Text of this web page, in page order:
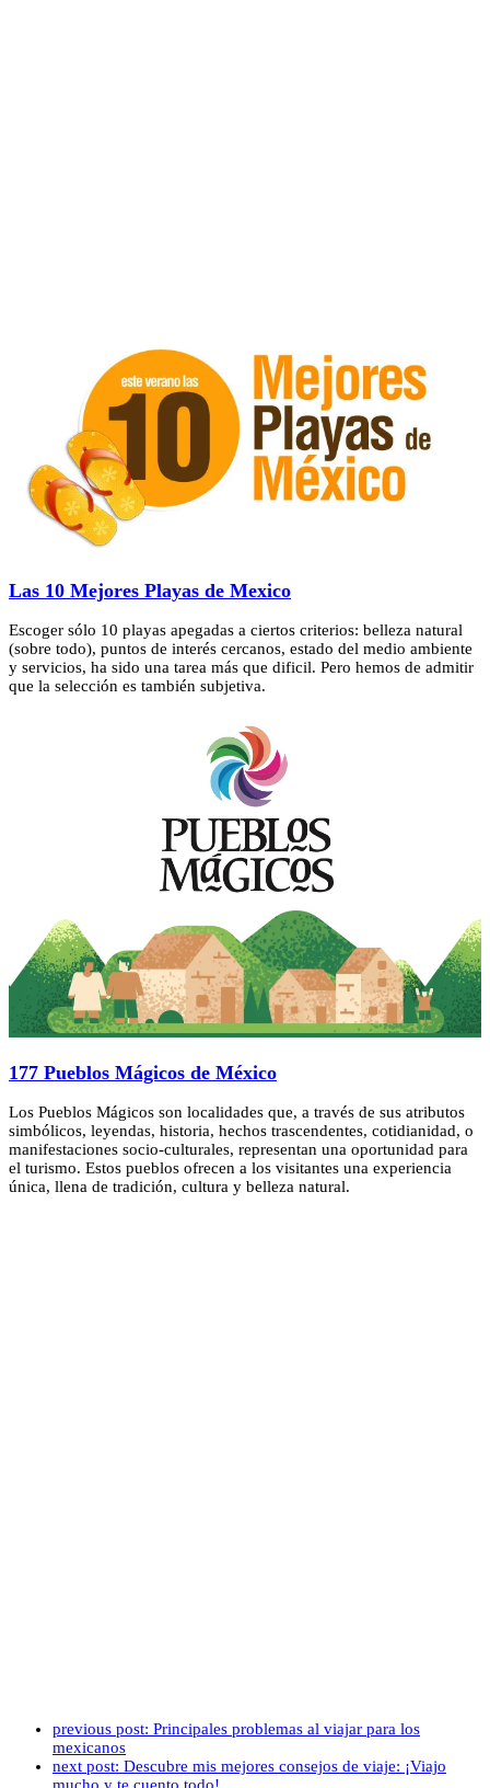
Las 10 Mejores Playas de Mexico
Escoger sólo 10 playas apegadas a ciertos criterios: belleza natural
(sobre todo), puntos de interés cercanos, estado del medio ambiente
y servicios, ha sido una tarea más que dificil. Pero hemos de admitir
que la selección es también subjetiva.
177 Pueblos Mágicos de México
Los Pueblos Mágicos son localidades que, a través de sus atributos
simbólicos, leyendas, historia, hechos trascendentes, cotidianidad, o
manifestaciones socio-culturales, representan una oportunidad para
el turismo. Estos pueblos ofrecen a los visitantes una experiencia
única, llena de tradición, cultura y belleza natural.
previous post: Principales problemas al viajar para los
mexicanos
next post: Descubre mis mejores consejos de viaje: ¡Viajo